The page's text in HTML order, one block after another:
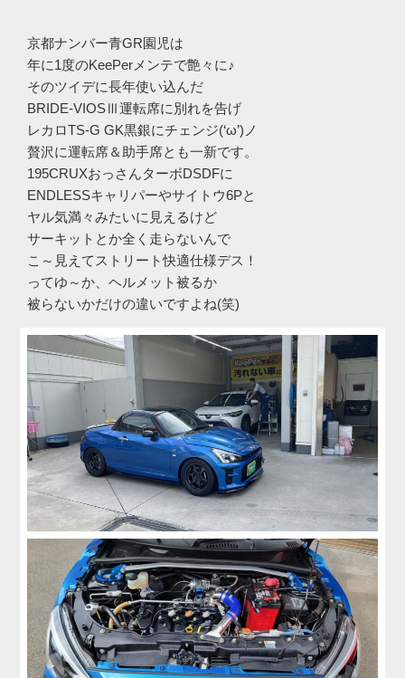
京都ナンバー青GR園児は
年に1度のKeePerメンテで艶々に♪
そのツイデに長年使い込んだ
BRIDE-VIOSⅢ運転席に別れを告げ
レカロTS-G GK黒銀にチェンジ(‘ω’)ノ
贅沢に運転席＆助手席とも一新です。
195CRUXおっさんターボDSDFに
ENDLESSキャリパーやサイトウ6Pと
ヤル気満々みたいに見えるけど
サーキットとか全く走らないんで
こ～見えてストリート快適仕様デス！
ってゆ～か、ヘルメット被るか
被らないかだけの違いですよね(笑)